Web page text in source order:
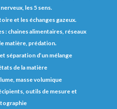
les 5 sens.
et les échanges gazeux.
: chaines alimentaires, réseaux
matière, prédation.
séparation d’un mélange
de la matière
masse volumique
outils de mesure et